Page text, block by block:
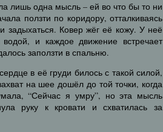
лишь одна мысль – ей во что бы то ни
ползти по коридору, отталкиваясь
задыхаться. Ковер жёг её кожу. У неё
и каждое движение встречает
заползти в спальню.
в её груди билось с такой силой,
на шее дошёл до той точки, когда
“Сейчас я умру”, но эта мысль
руку к кровати и схватилась за